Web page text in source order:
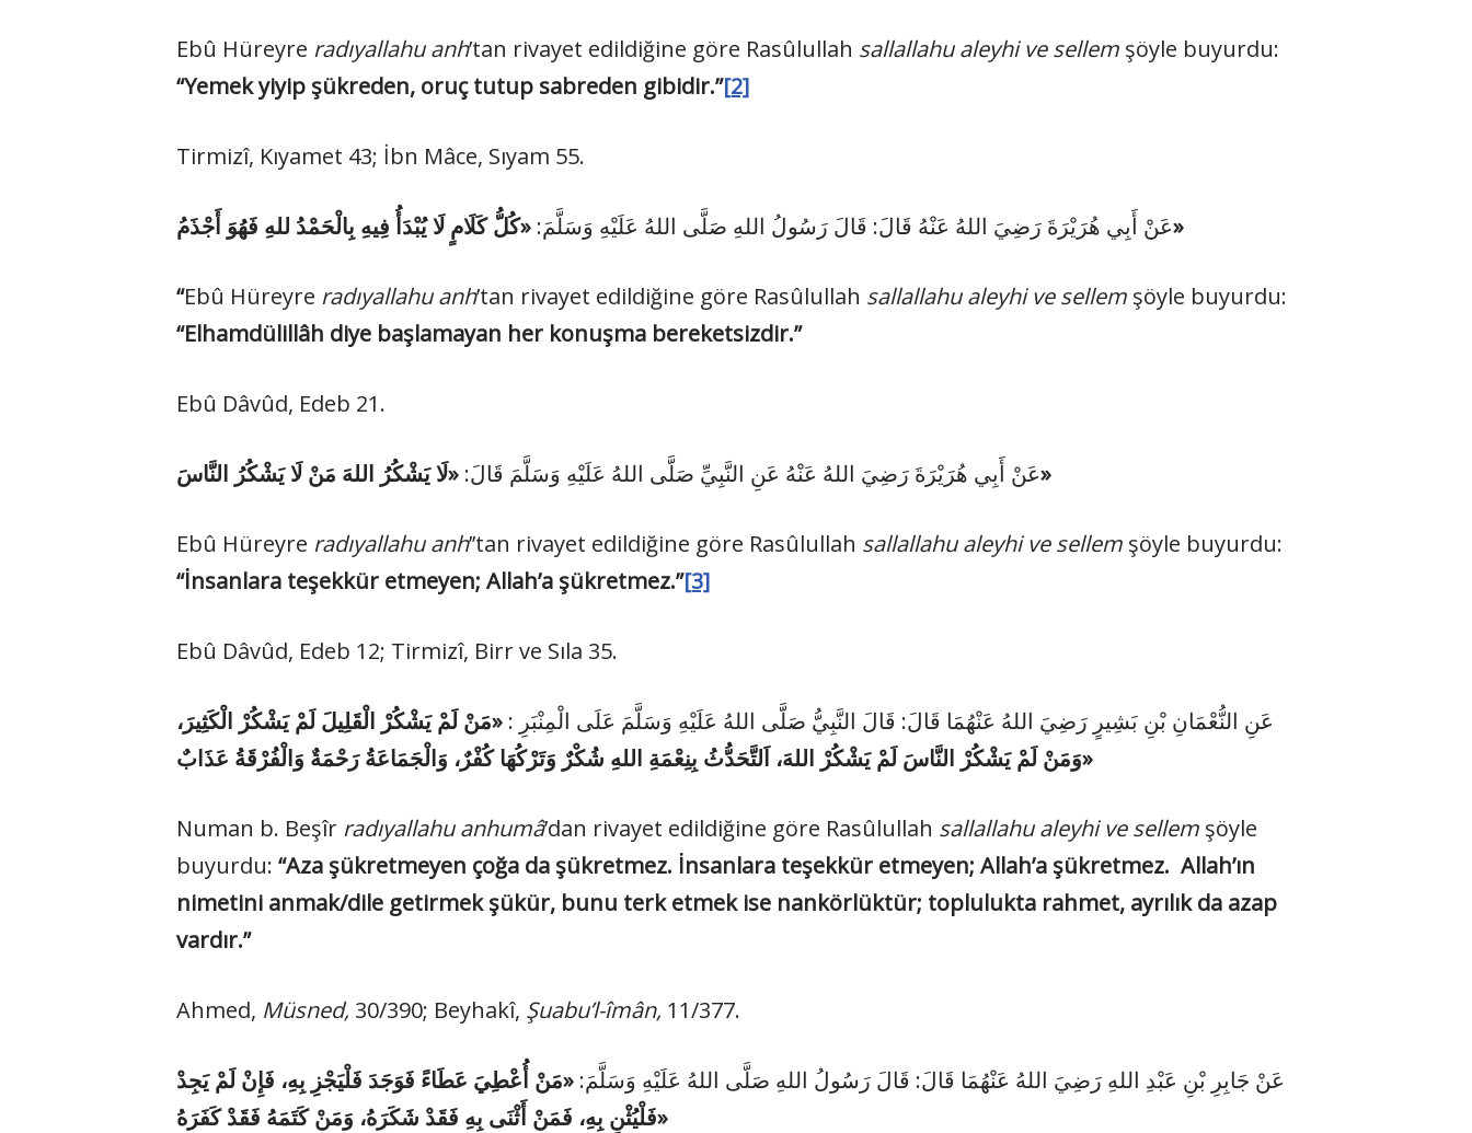
Ebû Hüreyre radıyallahu anh’tan rivayet edildiğine göre Rasûlullah sallallahu aleyhi ve sellemşöyle buyurdu:
“Yemek yiyip şükreden, oruç tutup sabre­den gibidir.”[2]
Tirmizî, Kıyamet 43; İbn Mâce, Sıyam 55.
عَنْ أَبِي هُرَيْرَةَ رَضِيَ اللهُ عَنْهُ قَالَ: قَالَ رَسُولُ اللهِ صَلَّى اللهُ عَلَيْهِ وَسَلَّمَ:«كُلُّ كَلَامٍ لَا يُبْدَأُ فِيهِ بِالْحَمْدُ للهِ فَهُوَ أَجْذَمُ»
“Ebû Hüreyre radıyallahu anh’tan rivayet edildiğine göre Rasûlullah sallallahu aleyhi ve sellemşöyle buyurdu:
“Elhamdülillâh diye başlamayan her konuşma bereketsizdir.”
Ebû Dâvûd, Edeb 21.
عَنْ أَبِي هُرَيْرَةَ رَضِيَ اللهُ عَنْهُ عَنِ النَّبِيِّ صَلَّى اللهُ عَلَيْهِ وَسَلَّمَ قَالَ:«لَا يَشْكُرُ اللهَ مَنْ لَا يَشْكُرُ النَّاسَ»
Ebû Hüreyre radıyallahu anh’’tan rivayet edildiğine göre Rasûlullah sallallahu aleyhi ve sellemşöyle buyurdu:
“İnsanlara teşekkür etmeyen; Allah’a şükretmez.”[3]
Ebû Dâvûd, Edeb 12; Tirmizî, Birr ve Sıla 35.
عَنِ النُّعْمَانِ بْنِ بَشِيرٍ رَضِيَ اللهُ عَنْهُمَا قَالَ: قَالَ النَّبِيُّ صَلَّى اللهُ عَلَيْهِ وَسَلَّمَ عَلَى الْمِنْبَرِ :«مَنْ لَمْ يَشْكُرْ الْقَلِيلَ لَمْ يَشْكُرْ الْكَثِيرَ،
وَمَنْ لَمْ يَشْكُرْ النَّاسَ لَمْ يَشْكُرْ اللهَ، اَلتَّحَدُّثُ بِنِعْمَةِ اللهِ شُكْرٌ وَتَرْكُهَا كُفْرٌ، وَالْجَمَاعَةُ رَحْمَةٌ وَالْفُرْقَةُ عَذَابٌ»
Numan b. Beşîr radıyallahu anhumâ’dan rivayet edildiğine göre Rasûlullah sallallahu aleyhi ve sellemşöyle
buyurdu: “Aza şükretmeyen çoğa da şükretmez. İnsanlara teşekkür etmeyen; Allah’a şükretmez. Allah’ın
nimetini anmak/dile getirmek şükür, bunu terk etmek ise nankörlüktür; toplulukta rahmet, ayrılık da azap
vardır.”
Ahmed, Müsned, 30/390; Beyhakî, Şuabu’l-îmân, 11/377.
عَنْ جَابِرِ بْنِ عَبْدِ اللهِ رَضِيَ اللهُ عَنْهُمَا قَالَ: قَالَ رَسُولُ اللهِ صَلَّى اللهُ عَلَيْهِ وَسَلَّمَ:«مَنْ أُعْطِيَ عَطَاءً فَوَجَدَ فَلْيَجْزِ بِهِ، فَإِنْ لَمْ يَجِدْ
فَلْيُثْنِ بِهِ، فَمَنْ أَثْنَى بِهِ فَقَدْ شَكَرَهُ، وَمَنْ كَتَمَهُ فَقَدْ كَفَرَهُ»